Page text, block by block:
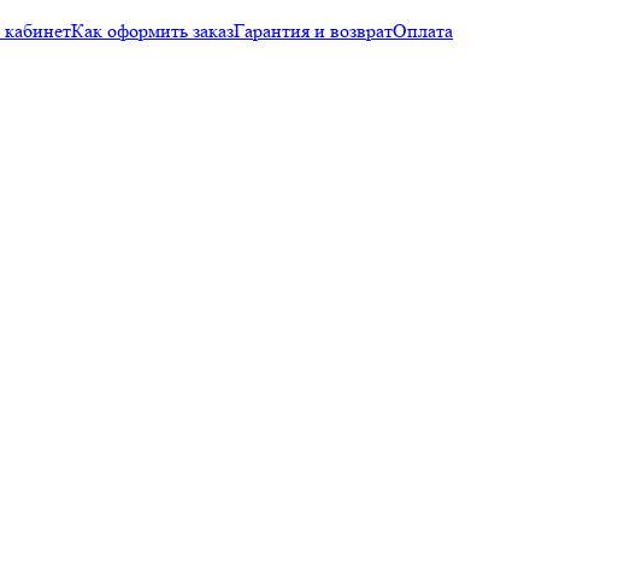
Как оформить заказГарантия и возвратОплата